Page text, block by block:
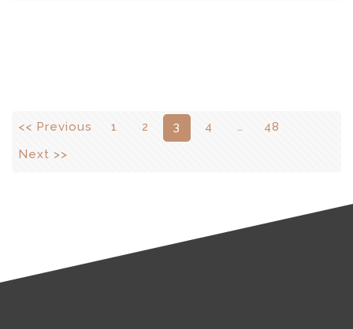
<< Previous 1 2 3 4 …
48
Next >>